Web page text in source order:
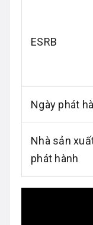
ESRB
Ngày phát
Nhà sản
phát hành